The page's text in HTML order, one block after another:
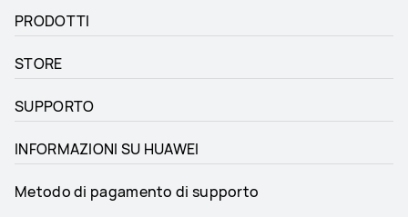
PRODOTTI
STORE
SUPPORTO
INFORMAZIONI SU HUAWEI
Metodo di pagamento di supporto